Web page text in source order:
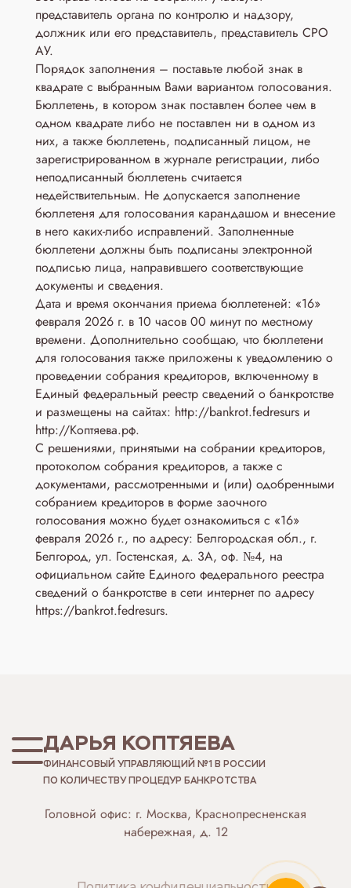
представитель органа по контролю и надзору,
должник или его представитель, представитель СРО
АУ.
Порядок заполнения – поставьте любой знак в
квадрате с выбранным Вами вариантом голосования.
Бюллетень, в котором знак поставлен более чем в
одном квадрате либо не поставлен ни в одном из
них, а также бюллетень, подписанный лицом, не
зарегистрированном в журнале регистрации, либо
неподписанный бюллетень считается
недействительным. Не допускается заполнение
бюллетеня для голосования карандашом и внесение
в него каких-либо исправлений. Заполненные
бюллетени должны быть подписаны электронной
подписью лица, направившего соответствующие
документы и сведения.
Дата и время окончания приема бюллетеней: «16»
февраля 2026 г. в 10 часов 00 минут по местному
времени. Дополнительно сообщаю, что бюллетени
для голосования также приложены к уведомлению о
проведении собрания кредиторов, включенному в
Единый федеральный реестр сведений о банкротстве
и размещены на сайтах: http://bankrot.fedresurs и
http://Коптяева.рф.
С решениями, принятыми на собрании кредиторов,
протоколом собрания кредиторов, а также с
документами, рассмотренными и (или) одобренными
собранием кредиторов в форме заочного
голосования можно будет ознакомиться с «16»
февраля 2026 г., по адресу: Белгородская обл., г.
Белгород, ул. Гостенская, д. 3A, оф. №4, на
официальном сайте Единого федерального реестра
сведений о банкротстве в сети интернет по адресу
https://bankrot.fedresurs.
ДАРЬЯ КОПТЯЕВА
ФИНАНСОВЫЙ УПРАВЛЯЮЩИЙ №1 В РОССИИ
ПО КОЛИЧЕСТВУ ПРОЦЕДУР БАНКРОТСТВА
Головной офис: г. Москва, Краснопресненская
набережная, д. 12